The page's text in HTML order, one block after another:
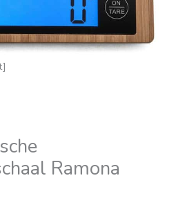
Ramona